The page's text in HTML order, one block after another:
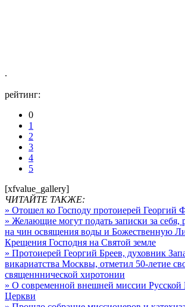
.
рейтинг:
0
1
2
3
4
5
[xfvalue_gallery]
ЧИТАЙТЕ ТАКЖЕ:
» Отошел ко Господу протоиерей Георгий
» Желающие могут подать записки за себя,
на чин освящения воды и Божественную
Крещения Господня на Святой земле
» Протоиерей Георгий Бреев, духовник
викариатства Москвы, отметил 50-летие
священннической хиротонии
» О современной внешней миссии Русской
Церкви